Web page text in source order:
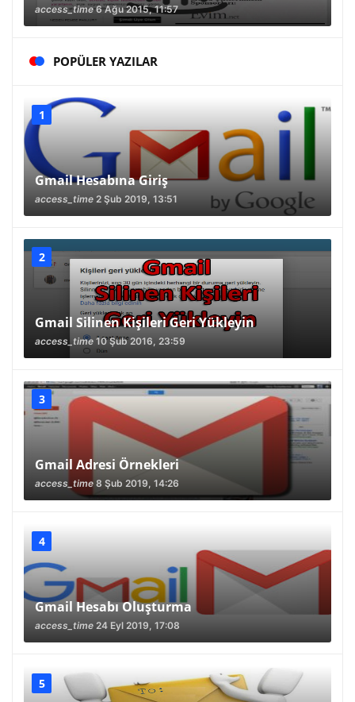
access_time6 Ağu 2015, 11:57
POPÜLER YAZILAR
Gmail Hesabına Giriş
access_time 2 Şub 2019, 13:51
Gmail Silinen Kişileri Geri Yükleyin
access_time 10 Şub 2016, 23:59
Gmail Adresi Örnekleri
access_time 8 Şub 2019, 14:26
Gmail Hesabı Oluşturma
access_time 24 Eyl 2019, 17:08